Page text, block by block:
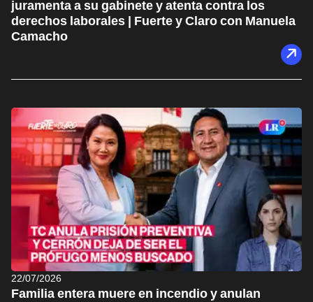
juramenta a su gabinete y atenta contra los
derechos laborales | Fuerte y Claro con Manuela
Camacho
22/07/2026
Familia entera muere en incendio y anulan